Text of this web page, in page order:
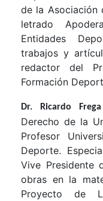
de la Asociación
letrado
Entidades
trabajos y
redactor del
Formación
Dr. Ricardo
Derecho de la
Profesor
Deporte.
Vive Presidente
obras en la
Proyecto de